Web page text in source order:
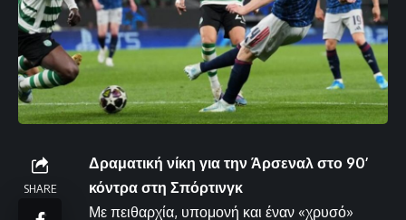
SHARE
Δραματική νίκη για την Άρσεναλ στο 90’
κόντρα στη Σπόρτινγκ
Με πειθαρχία, υπομονή και έναν «χρυσό»